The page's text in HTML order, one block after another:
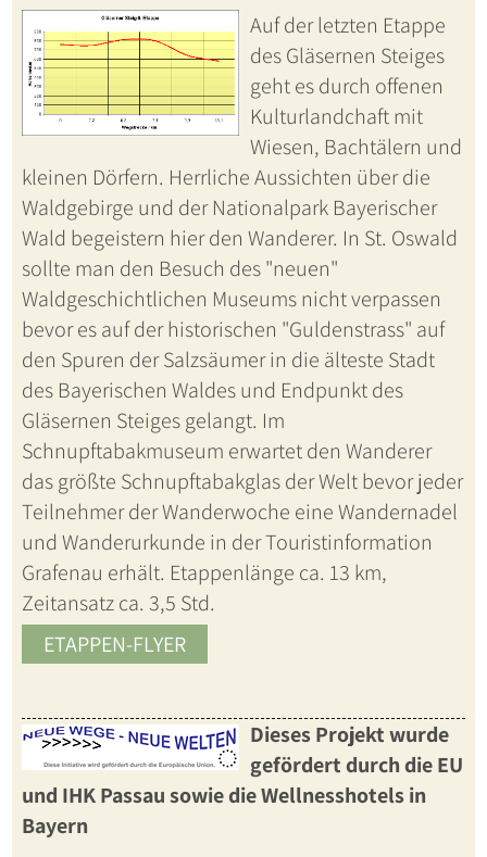
Auf der letzten Etappe
des Gläsernen Steiges
geht es durch offenen
Kulturlandchaft mit
Wiesen, Bachtälern und
kleinen Dörfern. Herrliche Aussichten über die
Waldgebirge und der Nationalpark Bayerischer
Wald begeistern hier den Wanderer. In St. Oswald
sollte man den Besuch des "neuen"
Waldgeschichtlichen Museums nicht verpassen
bevor es auf der historischen "Guldenstrass" auf
den Spuren der Salzsäumer in die älteste Stadt
des Bayerischen Waldes und Endpunkt des
Gläsernen Steiges gelangt. Im
Schnupftabakmuseum erwartet den Wanderer
das größte Schnupftabakglas der Welt bevor jeder
Teilnehmer der Wanderwoche eine Wandernadel
und Wanderurkunde in der Touristinformation
Grafenau erhält. Etappenlänge ca. 13 km,
Zeitansatz ca. 3,5 Std.
ETAPPEN-FLYER
Dieses Projekt wurde
gefördert durch die EU
und IHK Passau sowie dieWellnesshotels in
Bayern